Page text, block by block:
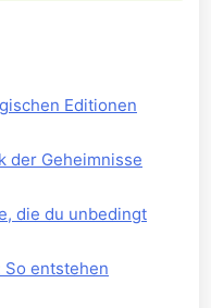
Editionen
⁢der Geheimnisse
die du ‌unbedingt
So entstehen